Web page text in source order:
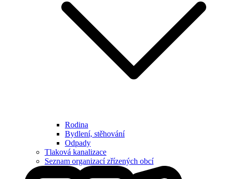
Rodina
Bydlení, stěhování
Odpady
Tlaková kanalizace
Seznam organizací zřízených obcí